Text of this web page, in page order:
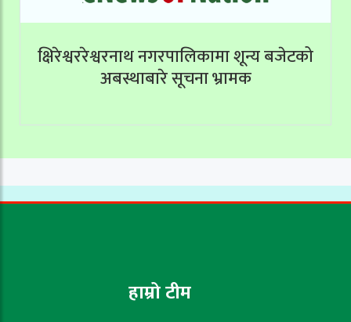
क्षिरेश्वररेश्वरनाथ नगरपालिकामा शून्य बजेटको
अबस्थाबारे सूचना भ्रामक
हाम्रो टीम